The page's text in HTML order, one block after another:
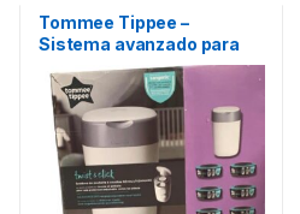
Tommee Tippee –
Sistema avanzado para
desechar pañales con 6
recambios